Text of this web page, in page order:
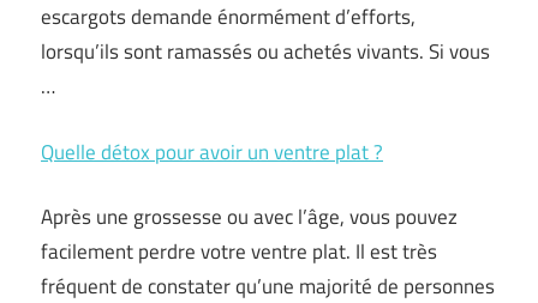
escargots demande énormément d’efforts,
lorsqu’ils sont ramassés ou achetés vivants. Si vous
…
Quelle détox pour avoir un ventre plat ?
Après une grossesse ou avec l’âge, vous pouvez
facilement perdre votre ventre plat. Il est très
fréquent de constater qu’une majorité de personnes